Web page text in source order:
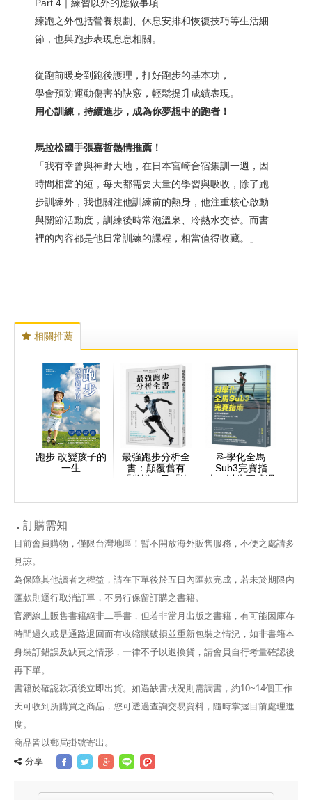
Part.4｜練習以外的應做事項
練跑之外包括營養規劃、休息安排和恢復技巧等生活細
節，也與跑步表現息息相關。
從跑前暖身到跑後護理，打好跑步的基本功，
學會預防運動傷害的訣竅，輕鬆提升成績表現。
用心訓練，持續進步，成為你夢想中的跑者！
馬拉松國手張嘉哲熱情推薦！
「我有幸曾與神野大地，在日本宮崎合宿集訓一週，因
時間相當的短，每天都需要大量的學習與吸收，除了跑
步訓練外，我也關注他訓練前的熱身，他注重核心啟動
與關節活動度，訓練後時常泡溫泉、冷熱水交替。而書
裡的內容都是他日常訓練的課程，相當值得收藏。」
相關推薦
跑步 改變孩子的
一生
最強跑步分析全
書：顛覆舊有
「常識」及「姿
跑步的身體
科學化全馬
Sub3完賽指
南：以肯亞式週
VO2max、LT、
訂購需知
目前會員購物，僅限台灣地區！暫不開放海外販售服務，不便之處請多
見諒。
為保障其他讀者之權益，請在下單後於五日內匯款完成，若未於期限內
匯款則逕行取消訂單，不另行保留訂購之書籍。
官網線上販售書籍絕非二手書，但若非當月出版之書籍，有可能因庫存
時間過久或是通路退回而有收縮膜破損並重新包裝之情況，如非書籍本
身裝訂錯誤及缺頁之情形，一律不予以退換貨，請會員自行考量確認後
再下單。
書籍於確認款項後立即出貨。如遇缺書狀況則需調書，約10~14個工作
天可收到所購買之商品，您可透過查詢交易資料，隨時掌握目前處理進
度。
商品皆以郵局掛號寄出。
分享 :